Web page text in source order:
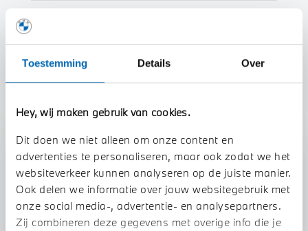
Toestemming Details Over
Hey, wij maken gebruik van cookies.
Dit doen we niet alleen om onze content en
advertenties te personaliseren, maar ook zodat we het
websiteverkeer kunnen analyseren op de juiste manier.
Ook delen we informatie over jouw websitegebruik met
onze social media-, advertentie- en analysepartners.
Zij combineren deze gegevens met overige info die je
Stap 1 van 3
Uw auto inruilen?
TOON ALLE EIGENSCHAPPEN